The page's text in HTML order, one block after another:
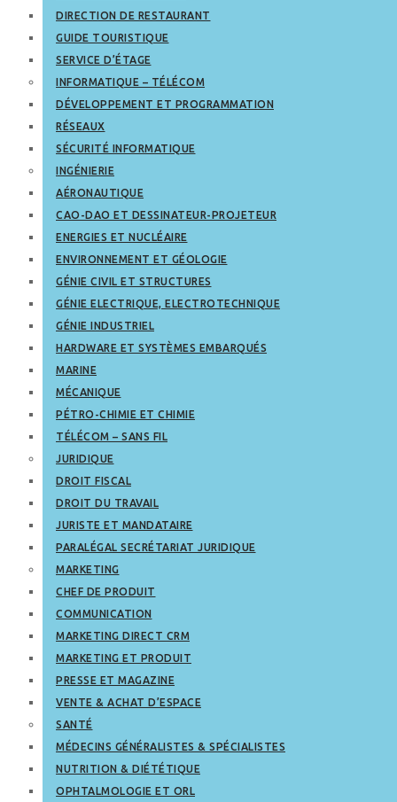
DIRECTION DE RESTAURANT
GUIDE TOURISTIQUE
SERVICE D’ÉTAGE
INFORMATIQUE – TÉLÉCOM
DÉVELOPPEMENT ET PROGRAMMATION
RÉSEAUX
SÉCURITÉ INFORMATIQUE
INGÉNIERIE
AÉRONAUTIQUE
CAO-DAO ET DESSINATEUR-PROJETEUR
ENERGIES ET NUCLÉAIRE
ENVIRONNEMENT ET GÉOLOGIE
GÉNIE CIVIL ET STRUCTURES
GÉNIE ELECTRIQUE, ELECTROTECHNIQUE
GÉNIE INDUSTRIEL
HARDWARE ET SYSTÈMES EMBARQUÉS
MARINE
MÉCANIQUE
PÉTRO-CHIMIE ET CHIMIE
TÉLÉCOM – SANS FIL
JURIDIQUE
DROIT FISCAL
DROIT DU TRAVAIL
JURISTE ET MANDATAIRE
PARALÉGAL SECRÉTARIAT JURIDIQUE
MARKETING
CHEF DE PRODUIT
COMMUNICATION
MARKETING DIRECT CRM
MARKETING ET PRODUIT
PRESSE ET MAGAZINE
VENTE & ACHAT D’ESPACE
SANTÉ
MÉDECINS GÉNÉRALISTES & SPÉCIALISTES
NUTRITION & DIÉTÉTIQUE
OPHTALMOLOGIE ET ORL